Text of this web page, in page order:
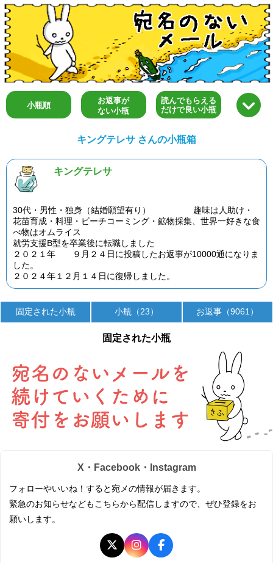
小瓶順
お返事が
ない小瓶
読んでもらえる
だけで良い小瓶
キングテレサ さんの小瓶箱
キングテレサ
30代・男性・独身（結婚願望有り） 趣味は人助け・
花苗育成・料理・ビーチコーミング・鉱物採集、世界一好きな食
べ物はオムライス
就労支援B型を卒業後に転職しました
２０２１年 ９月２４日に投稿したお返事が10000通になりま
した。
２０２４年１２月１４日に復帰しました。
固定された小瓶 小瓶（23） お返事（9061）
固定された小瓶
X・Facebook・Instagram
フォローやいいね！すると宛メの情報が届きます。
緊急のお知らせなどもこちらから配信しますので、ぜひ登録をお
願いします。